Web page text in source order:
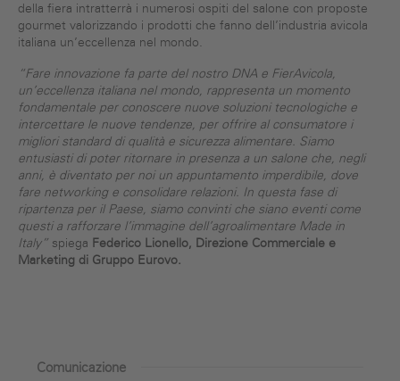
della fiera intratterrà i numerosi ospiti del salone con proposte
gourmet valorizzando i prodotti che fanno dell’industria avicola
italiana un’eccellenza nel mondo.
“Fare innovazione fa parte del nostro DNA e FierAvicola,
un’eccellenza italiana nel mondo, rappresenta un momento
fondamentale per conoscere nuove soluzioni tecnologiche e
intercettare le nuove tendenze, per offrire al consumatore i
migliori standard di qualità e sicurezza alimentare. Siamo
entusiasti di poter ritornare in presenza a un salone che, negli
anni, è diventato per noi un appuntamento imperdibile, dove
fare networking e consolidare relazioni. In questa fase di
ripartenza per il Paese, siamo convinti che siano eventi come
questi a rafforzare l’immagine dell’agroalimentare Made in
Italy” spiega Federico Lionello, Direzione Commerciale e
Marketing di Gruppo Eurovo.
Comunicazione